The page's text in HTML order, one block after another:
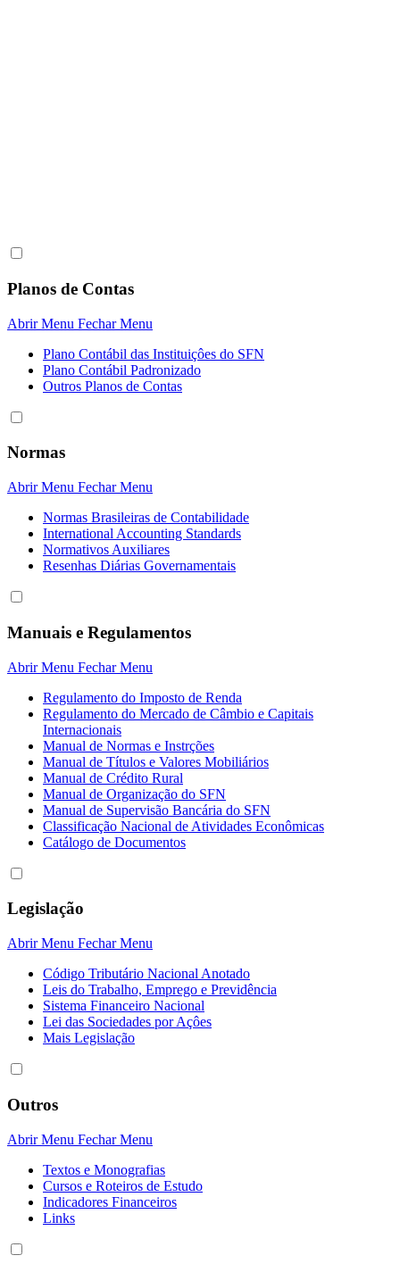
Planos de Contas
Abrir Menu Fechar Menu
Plano Contábil das Instituiçôes do SFN
Plano Contábil Padronizado
Outros Planos de Contas
Normas
Abrir Menu Fechar Menu
Normas Brasileiras de Contabilidade
International Accounting Standards
Normativos Auxiliares
Resenhas Diárias Governamentais
Manuais e Regulamentos
Abrir Menu Fechar Menu
Regulamento do Imposto de Renda
Regulamento do Mercado de Câmbio e Capitais
Internacionais
Manual de Normas e Instrções
Manual de Títulos e Valores Mobiliários
Manual de Crédito Rural
Manual de Organização do SFN
Manual de Supervisão Bancária do SFN
Classificação Nacional de Atividades Econômicas
Catálogo de Documentos
Legislação
Abrir Menu Fechar Menu
Código Tributário Nacional Anotado
Leis do Trabalho, Emprego e Previdência
Sistema Financeiro Nacional
Lei das Sociedades por Açôes
Mais Legislação
Outros
Abrir Menu Fechar Menu
Textos e Monografias
Cursos e Roteiros de Estudo
Indicadores Financeiros
Links